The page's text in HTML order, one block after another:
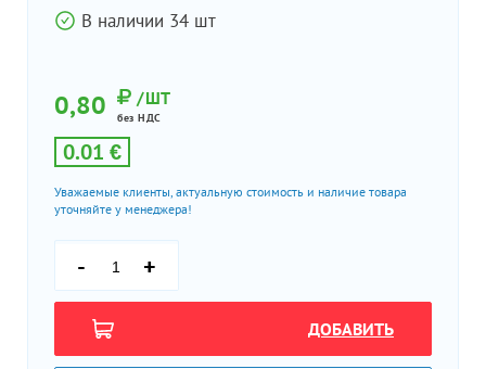
В наличии 34 шт
0,80 /ШТ
без НДС
0.01 €
Уважаемые клиенты, актуальную стоимость и наличие товара
уточняйте у менеджера!
- +
ДОБАВИТЬ